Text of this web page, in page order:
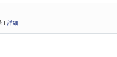
[ 詳細 ]